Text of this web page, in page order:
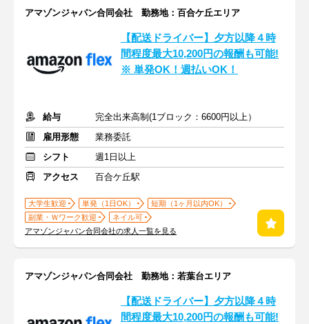
アマゾンジャパン合同会社 勤務地：百合ケ丘エリア
【配送ドライバー】夕方以降４時
間程度最大10,200円の報酬も可能!
※ 単発OK！週払いOK！
給与
完全出来高制(1ブロック：6600円以上）
雇用形態
業務委託
シフト
週1日以上
アクセス
百合ケ丘駅
大学生歓迎 単発（1日OK）
短期（1ヶ月以内OK）
副業・Ｗワーク歓迎
ネイル可
アマゾンジャパン合同会社の求人一覧を見る
アマゾンジャパン合同会社 勤務地：若葉台エリア
【配送ドライバー】夕方以降４時
間程度最大10,200円の報酬も可能!